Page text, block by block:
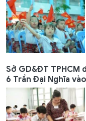
Sở GD&ĐT TPHCM
6 Trần Đại Nghĩa